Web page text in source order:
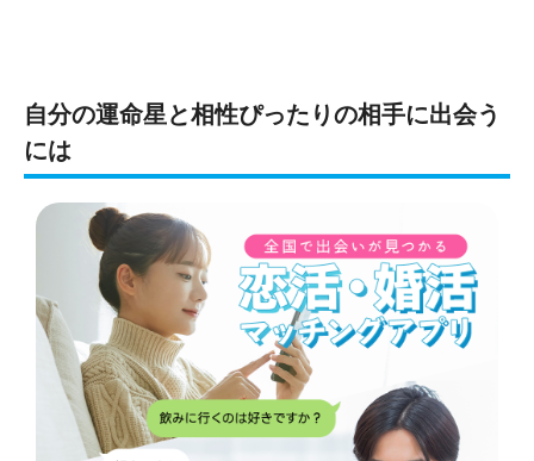
自分の運命星と相性ぴったりの相手に出会う
には